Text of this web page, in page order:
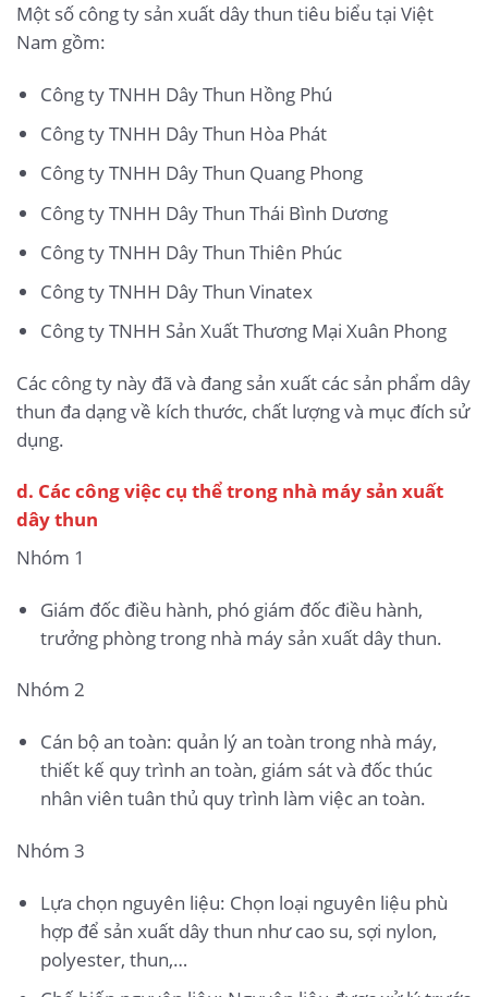
Một số công ty sản xuất dây thun tiêu biểu tại Việt
Nam gồm:
Công ty TNHH Dây Thun Hồng Phú
Công ty TNHH Dây Thun Hòa Phát
Công ty TNHH Dây Thun Quang Phong
Công ty TNHH Dây Thun Thái Bình Dương
Công ty TNHH Dây Thun Thiên Phúc
Công ty TNHH Dây Thun Vinatex
Công ty TNHH Sản Xuất Thương Mại Xuân Phong
Các công ty này đã và đang sản xuất các sản phẩm dây
thun đa dạng về kích thước, chất lượng và mục đích sử
dụng.
d. Các công việc cụ thể trong nhà máy sản xuất
dây thun
Nhóm 1
Giám đốc điều hành, phó giám đốc điều hành,
trưởng phòng trong nhà máy sản xuất dây thun.
Nhóm 2
Cán bộ an toàn: quản lý an toàn trong nhà máy,
thiết kế quy trình an toàn, giám sát và đốc thúc
nhân viên tuân thủ quy trình làm việc an toàn.
Nhóm 3
Lựa chọn nguyên liệu: Chọn loại nguyên liệu phù
hợp để sản xuất dây thun như cao su, sợi nylon,
polyester, thun,…